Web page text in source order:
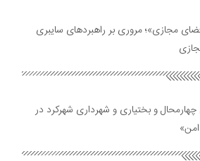
مجازی»؛ مروری بر راهبرد‌های سایبری
و بختیاری و شهرداری شهرکرد در